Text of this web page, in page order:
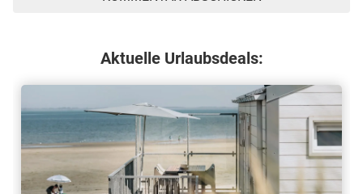
Aktuelle Urlaubsdeals: